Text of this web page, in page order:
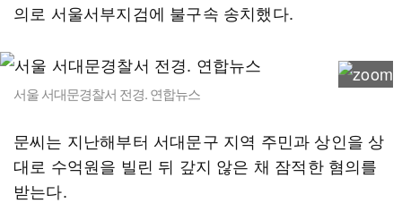
의로 서울서부지검에 불구속 송치했다.
서울 서대문경찰서 전경. 연합뉴스
문씨는 지난해부터 서대문구 지역 주민과 상인을 상
대로 수억원을 빌린 뒤 갚지 않은 채 잠적한 혐의를
받는다.